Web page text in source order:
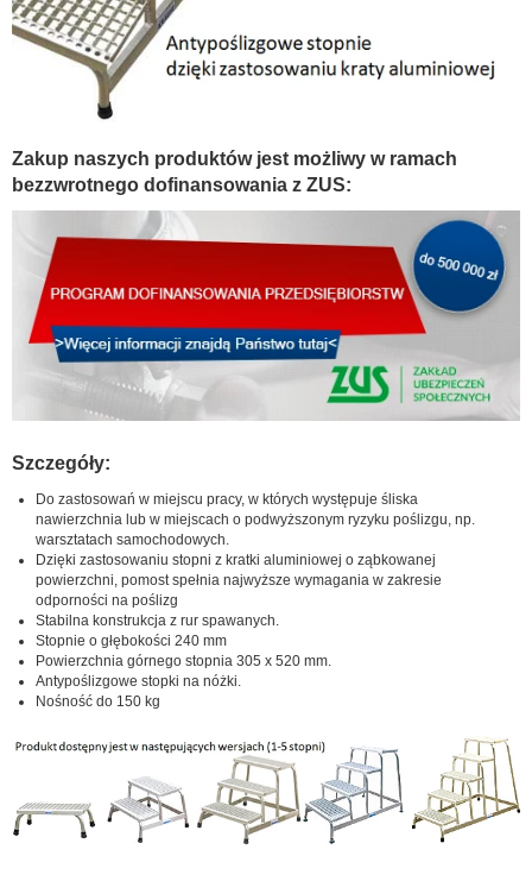
Zakup naszych produktów jest możliwy w ramach
bezzwrotnego dofinansowania z ZUS:
Szczegóły:
Do zastosowań w miejscu pracy, w których występuje śliska
nawierzchnia lub w miejscach o podwyższonym ryzyku poślizgu, np.
warsztatach samochodowych.
Dzięki zastosowaniu stopni z kratki aluminiowej o ząbkowanej
powierzchni, pomost spełnia najwyższe wymagania w zakresie
odporności na poślizg
Stabilna konstrukcja z rur spawanych.
Stopnie o głębokości 240 mm
Powierzchnia górnego stopnia 305 x 520 mm.
Antypoślizgowe stopki na nóżki.
Nośność do 150 kg